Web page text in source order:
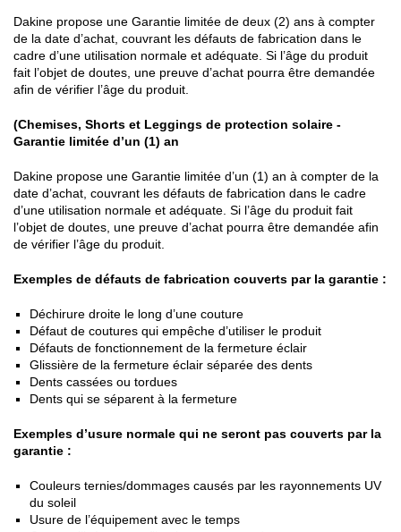
Dakine propose une Garantie limitée de deux (2) ans à compter
de la date d’achat, couvrant les défauts de fabrication dans le
cadre d’une utilisation normale et adéquate. Si l’âge du produit
fait l’objet de doutes, une preuve d’achat pourra être demandée
afin de vérifier l’âge du produit.
(Chemises, Shorts et Leggings de protection solaire -
Garantie limitée d’un (1) an
Dakine propose une Garantie limitée d’un (1) an à compter de la
date d’achat, couvrant les défauts de fabrication dans le cadre
d’une utilisation normale et adéquate. Si l’âge du produit fait
l’objet de doutes, une preuve d’achat pourra être demandée afin
de vérifier l’âge du produit.
Exemples de défauts de fabrication couverts par la garantie :
Déchirure droite le long d’une couture
Défaut de coutures qui empêche d’utiliser le produit
Défauts de fonctionnement de la fermeture éclair
Glissière de la fermeture éclair séparée des dents
Dents cassées ou tordues
Dents qui se séparent à la fermeture
Exemples d’usure normale qui ne seront pas couverts par la
garantie :
Couleurs ternies/dommages causés par les rayonnements UV
du soleil
Usure de l’équipement avec le temps